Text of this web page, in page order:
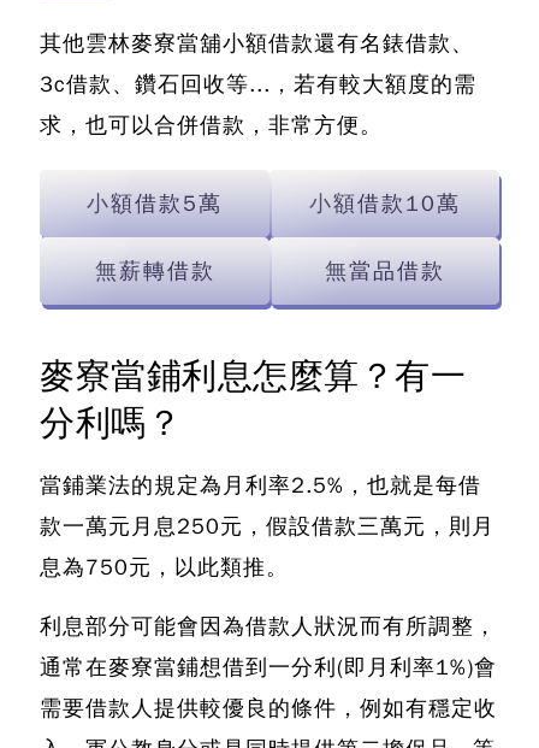
其他雲林麥寮當舖小額借款還有名錶借款、
3c借款、鑽石回收等...，若有較大額度的需
求，也可以合併借款，非常方便。
小額借款5萬 小額借款10萬
無薪轉借款 無當品借款
麥寮當鋪利息怎麼算？有一
分利嗎？
當鋪業法的規定為月利率2.5%，也就是每借
款一萬元月息250元，假設借款三萬元，則月
息為750元，以此類推。
利息部分可能會因為借款人狀況而有所調整，
通常在麥寮當鋪想借到一分利(即月利率1%)會
需要借款人提供較優良的條件，例如有穩定收